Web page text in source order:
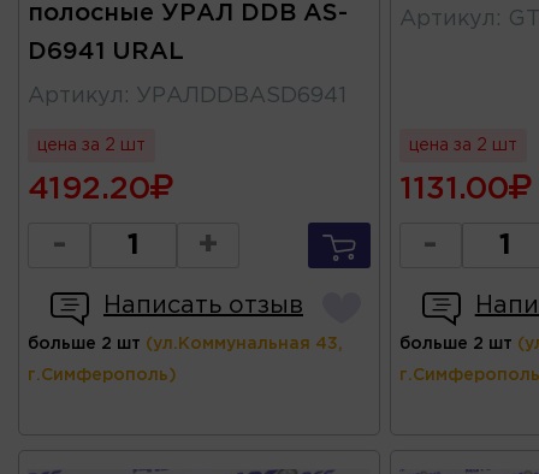
полосные УРАЛ DDB AS-
D6941 URAL
Артикул : УРАЛDDBASD6941
цена за 2 шт
4192.20
- +
Написать отзыв
больше 2 шт (ул.Коммунальная 43,
г.Симферополь)
Артикул :
цена за 2 шт
1131.00
-
больше 2 шт